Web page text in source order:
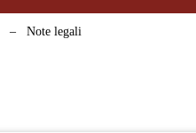
– Note legali